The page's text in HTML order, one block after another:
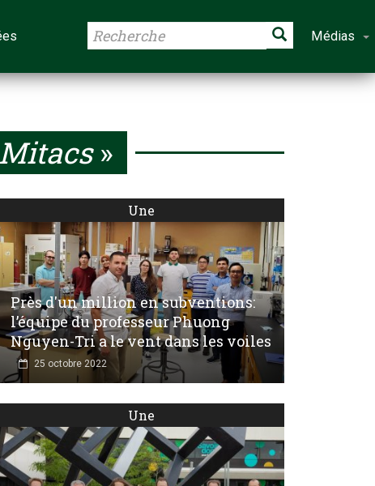
Médias
Mitacs»
Une
Près d'un million en subventions:
l’équipe du professeur Phuong
Nguyen-Tri a le vent dans les voiles
25 octobre 2022
Une